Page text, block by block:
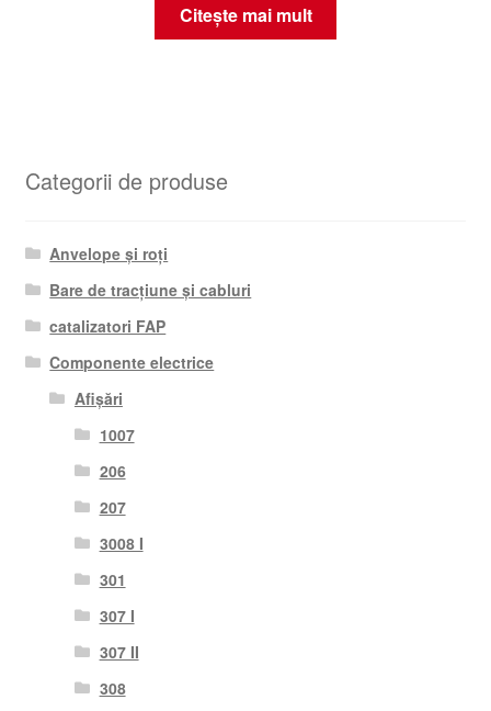
Citește mai mult
Categorii de produse
Anvelope și roți
Bare de tracțiune și cabluri
catalizatori FAP
Componente electrice
Afișări
1007
206
207
3008 I
301
307 I
307 II
308